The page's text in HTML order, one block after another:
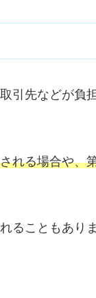
引先などが負
れる場合や、
ることもあり